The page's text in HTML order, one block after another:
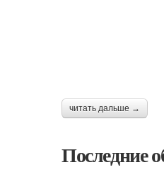
читать дальше →
Последние